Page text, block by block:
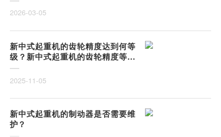
2026-03-05
新中式起重机的齿轮精度达到何等
级？新中式起重机的齿轮精度等级
解析
2025-11-05
新中式起重机的制动器是否需要维
护？